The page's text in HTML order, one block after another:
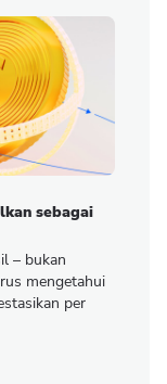
sebagai
– bukan
mengetahui
per